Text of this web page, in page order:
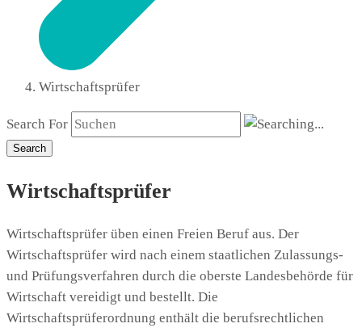
Wirtschaftsprüfer
Search For
Search
Wirtschaftsprüfer
Wirtschaftsprüfer üben einen Freien Beruf aus. Der
Wirtschaftsprüfer wird nach einem staatlichen Zulassungs-
und Prüfungsverfahren durch die oberste Landesbehörde für
Wirtschaft vereidigt und bestellt. Die
Wirtschaftsprüferordnung enthält die berufsrechtlichen